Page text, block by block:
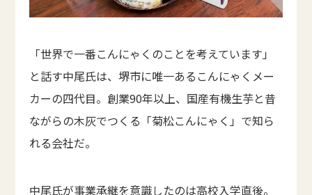
「世界で一番こんにゃくのことを考えています」
と話す中尾氏は、堺市に唯一あるこんにゃくメー
カーの四代目。創業90年以上、国産有機生芋と昔
ながらの木灰でつくる「菊松こんにゃく」で知ら
れる会社だ。
中尾氏が事業承継を意識したのは高校入学直後。